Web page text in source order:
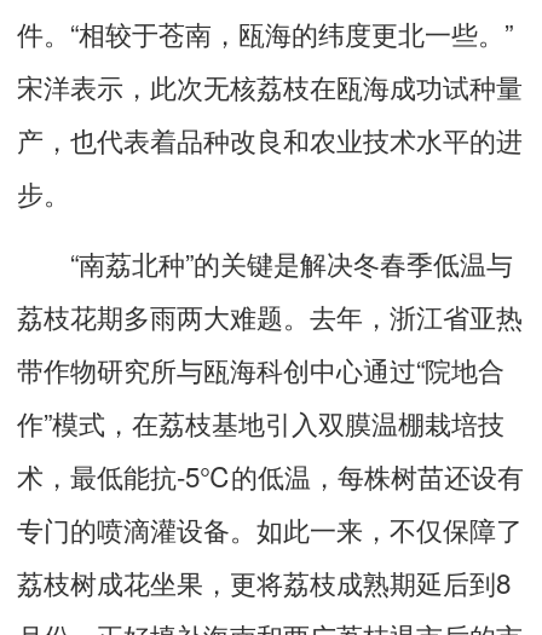
件。“相较于苍南，瓯海的纬度更北一些。”
宋洋表示，此次无核荔枝在瓯海成功试种量
产，也代表着品种改良和农业技术水平的进
步。
“南荔北种”的关键是解决冬春季低温与
荔枝花期多雨两大难题。去年，浙江省亚热
带作物研究所与瓯海科创中心通过“院地合
作”模式，在荔枝基地引入双膜温棚栽培技
术，最低能抗-5℃的低温，每株树苗还设有
专门的喷滴灌设备。如此一来，不仅保障了
荔枝树成花坐果，更将荔枝成熟期延后到8